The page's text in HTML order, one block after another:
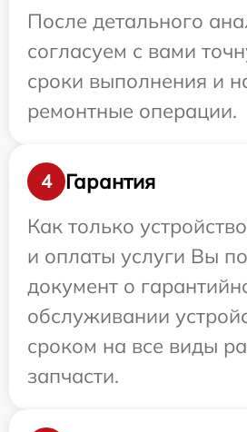
После детального
согласуем с вами
сроки выполнения и
ремонтные операции.
4
Гарантия
Как только
и оплаты услуги Вы
документ о
обслуживании
сроком на все виды
запчасти.